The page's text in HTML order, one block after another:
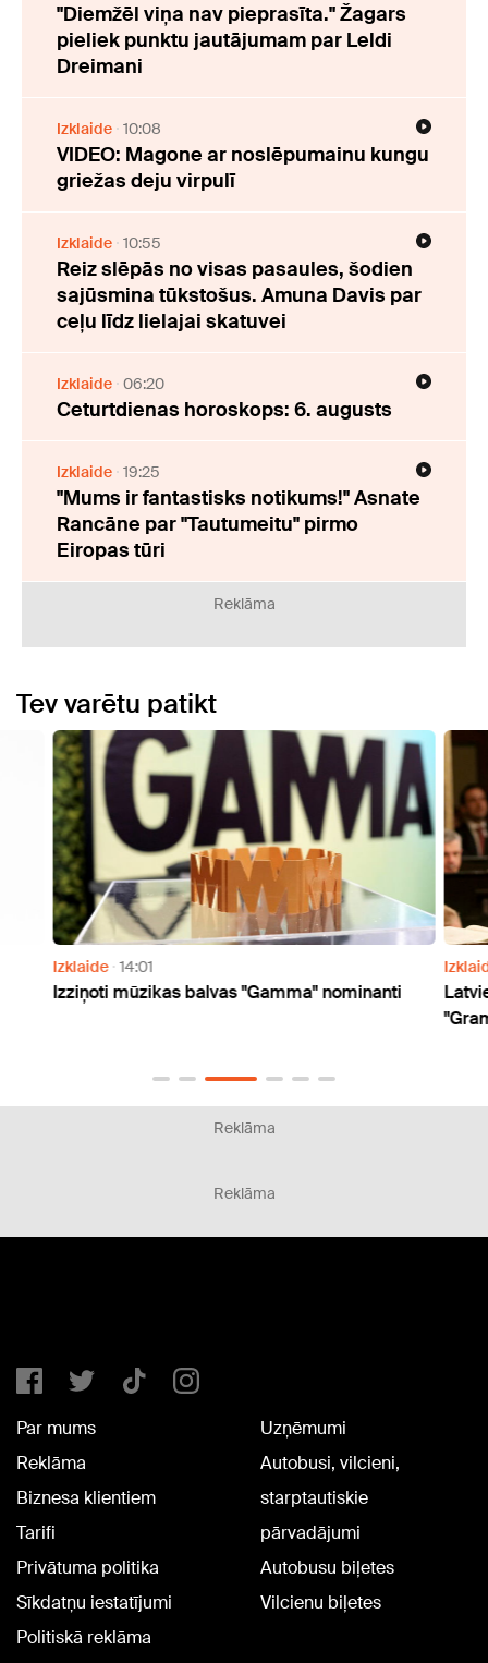
"Diemžēl viņa nav pieprasīta." Žagars
pieliek punktu jautājumam par Leldi
Dreimani
Izklaide 10:08
VIDEO: Magone ar noslēpumainu kungu
griežas deju virpulī
Izklaide 10:55
Reiz slēpās no visas pasaules, šodien
sajūsmina tūkstošus. Amuna Davis par
ceļu līdz lielajai skatuvei
Izklaide 06:20
Ceturtdienas horoskops: 6. augusts
Izklaide 19:25
"Mums ir fantastisks notikums!" Asnate
Rancāne par "Tautumeitu" pirmo
Eiropas tūri
Reklāma
Tev varētu patikt
Izklaide 14:01
Izziņoti mūzikas balvas "Gamma" nominanti
Reklāma
Reklāma
Par mums
Reklāma
Biznesa klientiem
Tarifi
Privātuma politika
Sīkdatņu iestatījumi
Politiskā reklāma
Uzņēmumi
Autobusi, vilcieni,
starptautiskie
pārvadājumi
Autobusu biļetes
Vilcienu biļetes